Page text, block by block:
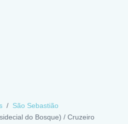
São Sebastião
do Bosque) / Cruzeiro